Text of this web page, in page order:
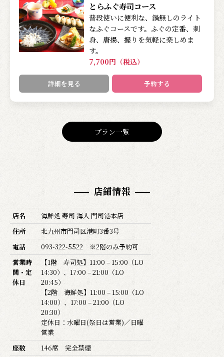
とらふぐ寿司コース
普段使いに便利な、鍋無しのライト
なふぐコースです。ふぐの定番、刺
身、唐揚、握りを気軽に楽しめま
す。
7,700円（税込）
詳細を見る 予約する
プラン一覧
店舗情報
店名
海鮮処 寿司 海人 門司港本店
住所
北九州市門司区港町3番3号
電話
093-322-5522 ※2階のみ予約可
営業時
間・定
休日
【1階 寿司処】11:00 – 15:00（LO
14:30）、17:00 – 21:00（LO
20:45）
【2階 海鮮処】11:00 – 15:00（LO
14:00）、17:00 – 21:00（LO
20:30）
定休日：水曜日(祭日は営業)／日曜
営業
座数
146席 完全禁煙